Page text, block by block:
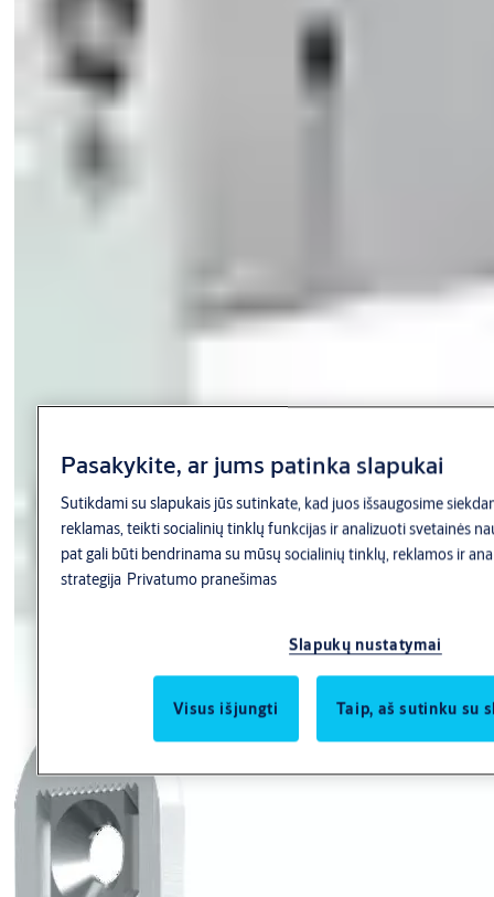
Pasakykite, ar jums patinka slapukai
Sutikdami su slapukais jūs sutinkate, kad juos išsaugosime
reklamas, teikti socialinių tinklų funkcijas ir analizuoti svetainės
pat gali būti bendrinama su mūsų socialinių tinklų, reklamos ir
strategija Privatumo pranešimas
Slapukų nustatymai
Visus išjungti Taip, aš sutinku su